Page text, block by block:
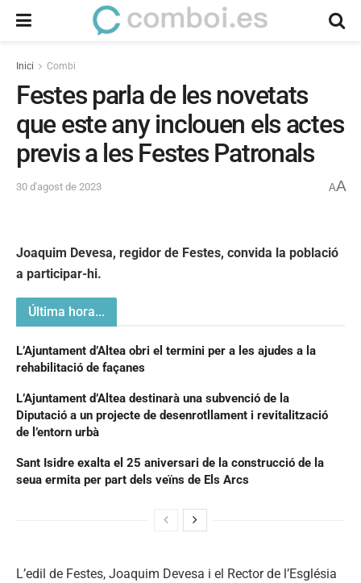
Inici Combi
Festes parla de les novetats
que este any inclouen els actes
previs a les Festes Patronals
30 d'agost de 2023 AA
Joaquim Devesa, regidor de Festes, convida la població
a participar-hi.
Última hora...
L’Ajuntament d’Altea obri el termini per a les ajudes a la
rehabilitació de façanes
L’Ajuntament d’Altea destinarà una subvenció de la
Diputació a un projecte de desenrotllament i revitalització
de l’entorn urbà
Sant Isidre exalta el 25 aniversari de la construcció de la
seua ermita per part dels veïns de Els Arcs
L’edil de Festes, Joaquim Devesa i el Rector de l’Església